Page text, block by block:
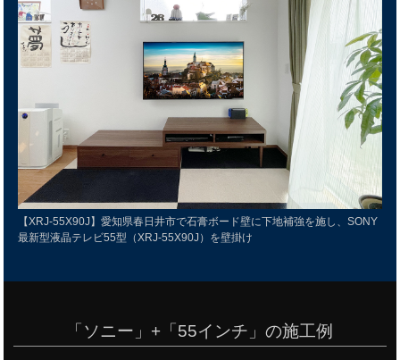
【XRJ-55X90J】愛知県春日井市で石膏ボード壁に下地補強を施し、SONY
最新型液晶テレビ55型（XRJ-55X90J）を壁掛け
「ソニー」+「55インチ」の施工例